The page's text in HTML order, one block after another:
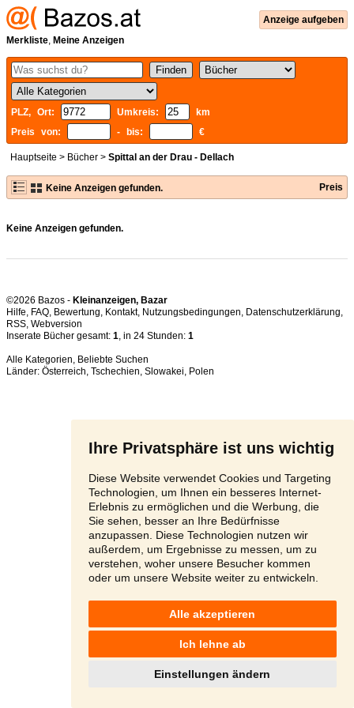
Ihre Privatsphäre ist uns wichtig
Diese Website verwendet Cookies und Targeting
Technologien, um Ihnen ein besseres Internet-
Erlebnis zu ermöglichen und die Werbung, die
Sie sehen, besser an Ihre Bedürfnisse
anzupassen. Diese Technologien nutzen wir
außerdem, um Ergebnisse zu messen, um zu
verstehen, woher unsere Besucher kommen
oder um unsere Website weiter zu entwickeln.
Alle akzeptieren
Ich lehne ab
Einstellungen ändern
Anzeige aufgeben
Merkliste, Meine Anzeigen
PLZ, Ort: Umkreis:
km
Preis von:
- bis: €
Hauptseite > Bücher > Spittal an der Drau - Dellach
Keine Anzeigen gefunden. Preis
Keine Anzeigen gefunden.
©2026 Bazos - Kleinanzeigen, Bazar
Hilfe, FAQ, Bewertung, Kontakt, Nutzungsbedingungen, Datenschutzerklärung,
RSS,
Inserate Bücher gesamt: 1, in 24 Stunden: 1
Alle Kategorien, Beliebte Suchen
Länder: Österreich, Tschechien, Slowakei, Polen